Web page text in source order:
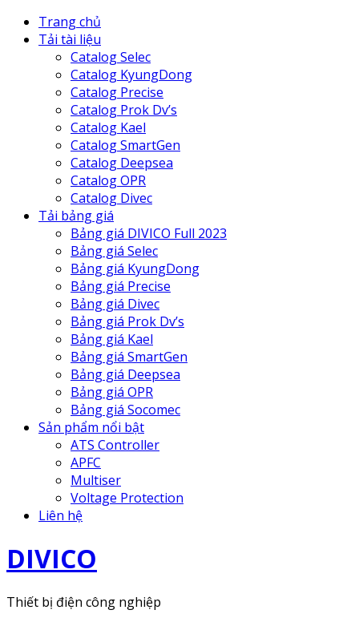
Trang chủ
Tải tài liệu
Catalog Selec
Catalog KyungDong
Catalog Precise
Catalog Prok Dv’s
Catalog Kael
Catalog SmartGen
Catalog Deepsea
Catalog OPR
Catalog Divec
Tải bảng giá
Bảng giá DIVICO Full 2023
Bảng giá Selec
Bảng giá KyungDong
Bảng giá Precise
Bảng giá Divec
Bảng giá Prok Dv’s
Bảng giá Kael
Bảng giá SmartGen
Bảng giá Deepsea
Bảng giá OPR
Bảng giá Socomec
Sản phẩm nổi bật
ATS Controller
APFC
Multiser
Voltage Protection
Liên hệ
DIVICO
Thiết bị điện công nghiệp